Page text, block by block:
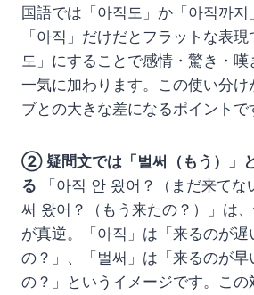
国語では「아직도」か「아직까지
「아직」だけだとフラットな表
도」にすることで感情・驚き・
一気に加わります。この使い分け
ブとの大きな差になるポイントで
② 疑問文では「벌써（もう）」
る 「아직 안 왔어？（まだ来てな
써 왔어？（もう来たの？）」は
が真逆。「아직」は「来るのが
の？」、「벌써」は「来るのが
の？」というイメージです。この